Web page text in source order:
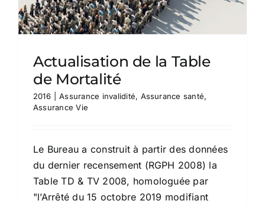
Actualisation de la Table
de Mortalité
2016 Assurance invalidité, Assurance santé,
Assurance Vie
Le Bureau a construit à partir des données
du dernier recensement (RGPH 2008) la
Table TD & TV 2008, homologuée par
"l’Arrêté du 15 octobre 2019 modifiant